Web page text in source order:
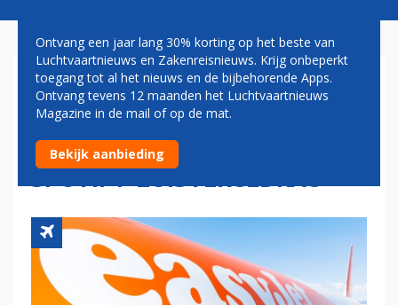
EASYJET GEEFT
GEPERSONALISEERDE
REISTIPS OP BASIS VAN
SPOTIFY-LUISTERGEDRAG
Ontvang een jaar lang 30% korting op het beste van
Luchtvaartnieuws en Zakenreisnieuws. Krijg onbeperkt
toegang tot al het nieuws en de bijbehorende Apps.
Ontvang tevens 12 maanden het Luchtvaartnieuws
Magazine in de mail of op de mat.
Bekijk aanbieding